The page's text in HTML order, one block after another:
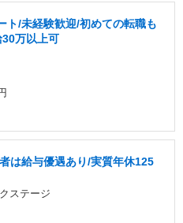
ト/未経験歓迎/初めての転職も
万以上可
は給与優遇あり/実質年休125
ステージ